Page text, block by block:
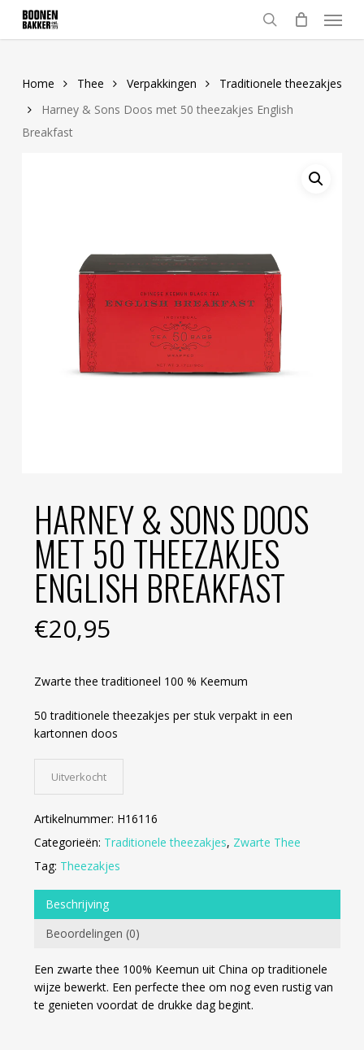
main
search
Menu
Home Thee Verpakkingen
Traditionele theezakjes
Harney & Sons Doos met 50 theezakjes English
Breakfast
HARNEY & SONS DOOS
MET 50 THEEZAKJES
ENGLISH BREAKFAST
€20,95
Zwarte thee traditioneel 100 % Keemum
50 traditionele theezakjes per stuk verpakt in een
kartonnen doos
Uitverkocht
Artikelnummer: H16116
Categorieën: Traditionele theezakjes, Zwarte Thee
Tag: Theezakjes
Beschrijving
Beoordelingen (0)
Een zwarte thee 100% Keemun uit China op traditionele
wijze bewerkt. Een perfecte thee om nog even rustig van
te genieten voordat de drukke dag begint.